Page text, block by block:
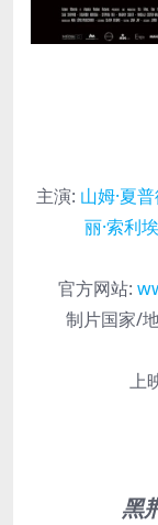
主演: 山姆·夏
丽·索利埃
官方网站:
制片国家/
上
黑